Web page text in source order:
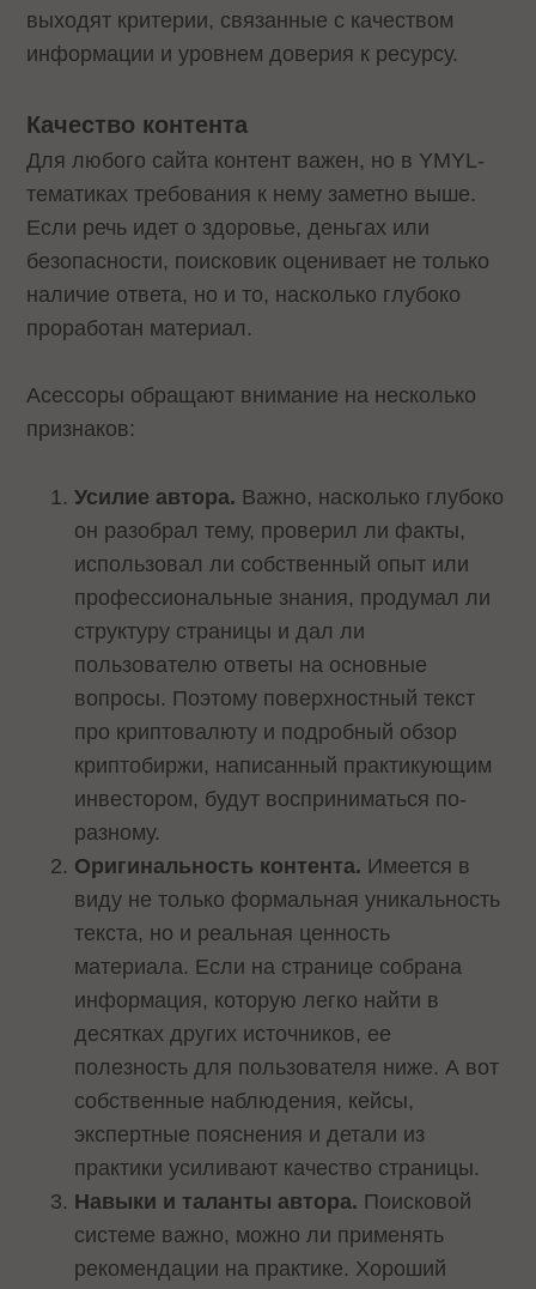
выходят критерии, связанные с качеством
информации и уровнем доверия к ресурсу.
Качество контента
Для любого сайта контент важен, но в YMYL-
тематиках требования к нему заметно выше.
Если речь идет о здоровье, деньгах или
безопасности, поисковик оценивает не только
наличие ответа, но и то, насколько глубоко
проработан материал.
Асессоры обращают внимание на несколько
признаков:
Усилие автора. Важно, насколько глубоко
он разобрал тему, проверил ли факты,
использовал ли собственный опыт или
профессиональные знания, продумал ли
структуру страницы и дал ли
пользователю ответы на основные
вопросы. Поэтому поверхностный текст
про криптовалюту и подробный обзор
криптобиржи, написанный практикующим
инвестором, будут восприниматься по-
разному.
Оригинальность контента. Имеется в
виду не только формальная уникальность
текста, но и реальная ценность
материала. Если на странице собрана
информация, которую легко найти в
десятках других источников, ее
полезность для пользователя ниже. А вот
собственные наблюдения, кейсы,
экспертные пояснения и детали из
практики усиливают качество страницы.
Навыки и таланты автора. Поисковой
системе важно, можно ли применять
рекомендации на практике. Хороший